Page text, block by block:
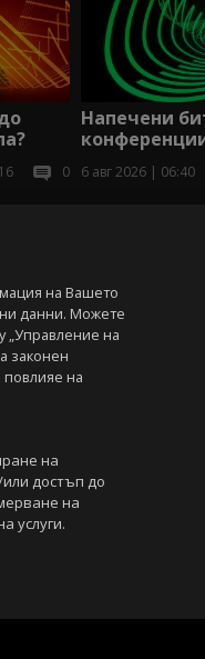
0
Напечени
6 авг 2026 | 06:40
на Вашето
данни. Можете
„Управление на
законен
на
на
достъп до
на
услуги.